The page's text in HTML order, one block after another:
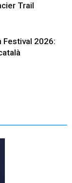
Trail
Festival 2026: